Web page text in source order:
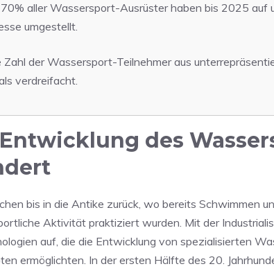
aller Wassersport-Ausrüster haben bis 2025 auf
umgestellt.
Zahl der Wassersport-Teilnehmer aus
verdreifacht.
des
bis in die Antike zurück, wo bereits Schwimmen
Aktivität praktiziert wurden. Mit der
auf, die die Entwicklung von spezialisierten
ermöglichten. In der ersten Hälfte des 20.